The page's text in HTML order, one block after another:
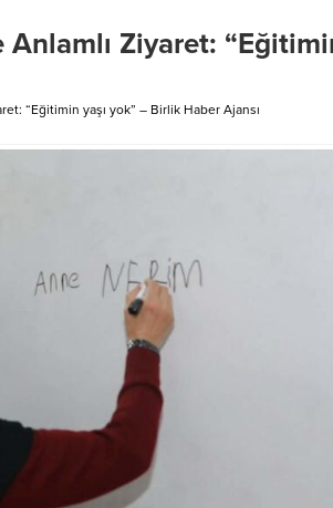
Anlamlı Ziyaret:
“Eğitimin yaşı yok” – Birlik Haber Ajansı